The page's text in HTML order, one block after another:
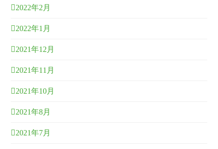
2022年2月
2022年1月
2021年12月
2021年11月
2021年10月
2021年8月
2021年7月